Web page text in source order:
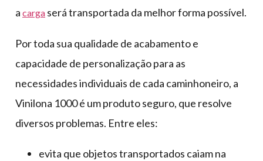
a carga será transportada da melhor forma possível.
Por toda sua qualidade de acabamento e
capacidade de personalização para as
necessidades individuais de cada caminhoneiro, a
Vinilona 1000 é um produto seguro, que resolve
diversos problemas. Entre eles:
evita que objetos transportados caiam na